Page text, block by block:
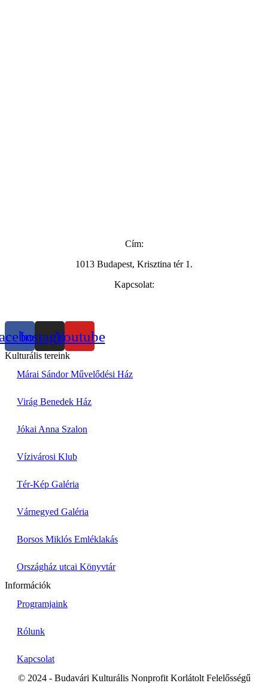
Cím:
1013 Budapest, Krisztina tér 1.
Kapcsolat:
InstagramYoutube
Kulturális tereink
Márai Sándor Művelődési Ház
Virág Benedek Ház
Jókai Anna Szalon
Vízivárosi Klub
Tér-Kép Galéria
Várnegyed Galéria
Borsos Miklós Emléklakás
Országház utcai Könyvtár
Információk
Programjaink
Rólunk
Kapcsolat
© 2024 - Budavári Kulturális Nonprofit Korlátolt Felelősségű